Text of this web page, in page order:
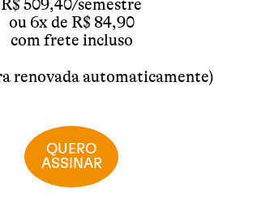
R$ 509,40/semestre
ou 6x de R$ 84,90
com frete incluso
renovada automaticamente)
QUERO
ASSINAR